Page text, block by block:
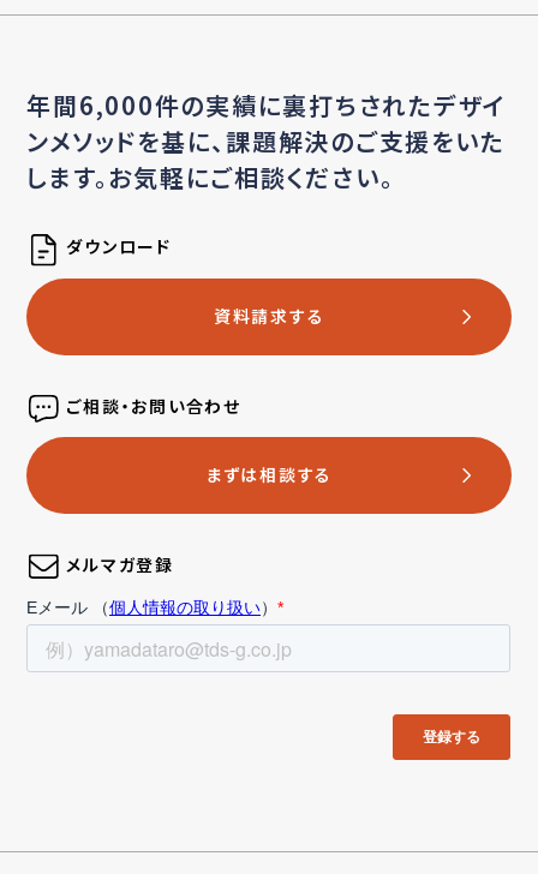
年間6,000件の実績に裏打ちされたデザイ
ンメソッドを基に、課題解決のご支援をいた
します。お気軽にご相談ください。
ダウンロード
資料請求する
ご相談・お問い合わせ
まずは相談する
メルマガ登録